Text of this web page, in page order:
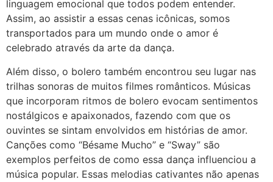
linguagem emocional que todos podem entender.
Assim, ao assistir a essas cenas icônicas, somos
transportados para um mundo onde o amor é
celebrado através da arte da dança.
Além disso, o bolero também encontrou seu lugar nas
trilhas sonoras de muitos filmes românticos. Músicas
que incorporam ritmos de bolero evocam sentimentos
nostálgicos e apaixonados, fazendo com que os
ouvintes se sintam envolvidos em histórias de amor.
Canções como “Bésame Mucho” e “Sway” são
exemplos perfeitos de como essa dança influenciou a
música popular. Essas melodias cativantes não apenas